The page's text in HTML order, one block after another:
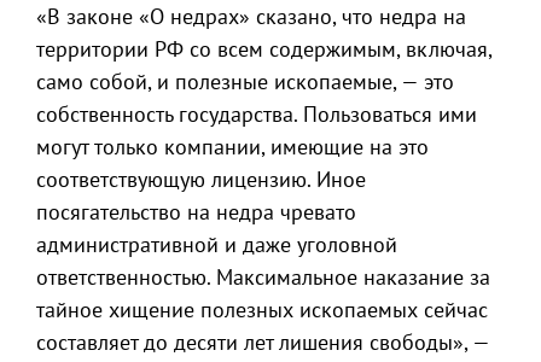
«В законе «О недрах» сказано, что недра на
территории РФ со всем содержимым, включая,
само собой, и полезные ископаемые, — это
собственность государства. Пользоваться ими
могут только компании, имеющие на это
соответствующую лицензию. Иное
посягательство на недра чревато
административной и даже уголовной
ответственностью. Максимальное наказание за
тайное хищение полезных ископаемых сейчас
составляет до десяти лет лишения свободы», —